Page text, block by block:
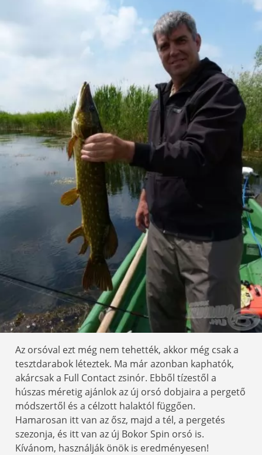
Az orsóval ezt még nem tehették, akkor még csak a
tesztdarabok léteztek. Ma már azonban kaphatók,
akárcsak a Full Contact zsinór. Ebből tízestől a
húszas méretig ajánlok az új orsó dobjaira a pergető
módszertől és a célzott halaktól függően.
Hamarosan itt van az ősz, majd a tél, a pergetés
szezonja, és itt van az új Bokor Spin orsó is.
Kívánom, használják önök is eredményesen!